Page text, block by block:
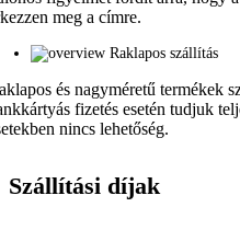
meg a címre.
Raklapos szállítás
és nagyméretű termékek
fizetés esetén tudjuk
nincs lehetőség.
Szállítási díjak